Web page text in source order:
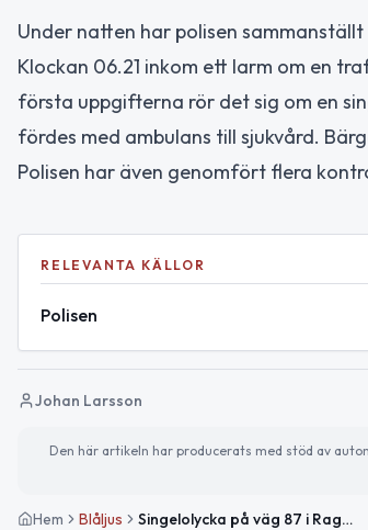
Under natten har polisen
Klockan 06.21 inkom ett larm om en
första uppgifterna rör det sig om en
fördes med ambulans till sjukvård.
Polisen har även genomfört flera
RELEVANTA KÄLLOR
Polisen
Johan Larsson
Den här artikeln har producerats med stöd av
Hem Blåljus Singelolycka på väg 87 i Ragunda – nattens händelser i Jämtlands län